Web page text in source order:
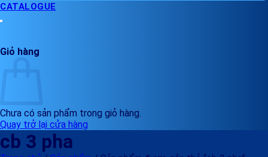
CATALOGUE
Giỏ hàng
Chưa có sản phẩm trong giỏ hàng.
Quay trở lại cửa hàng
cb 3 pha